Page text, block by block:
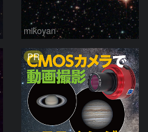
mikoyan
PR